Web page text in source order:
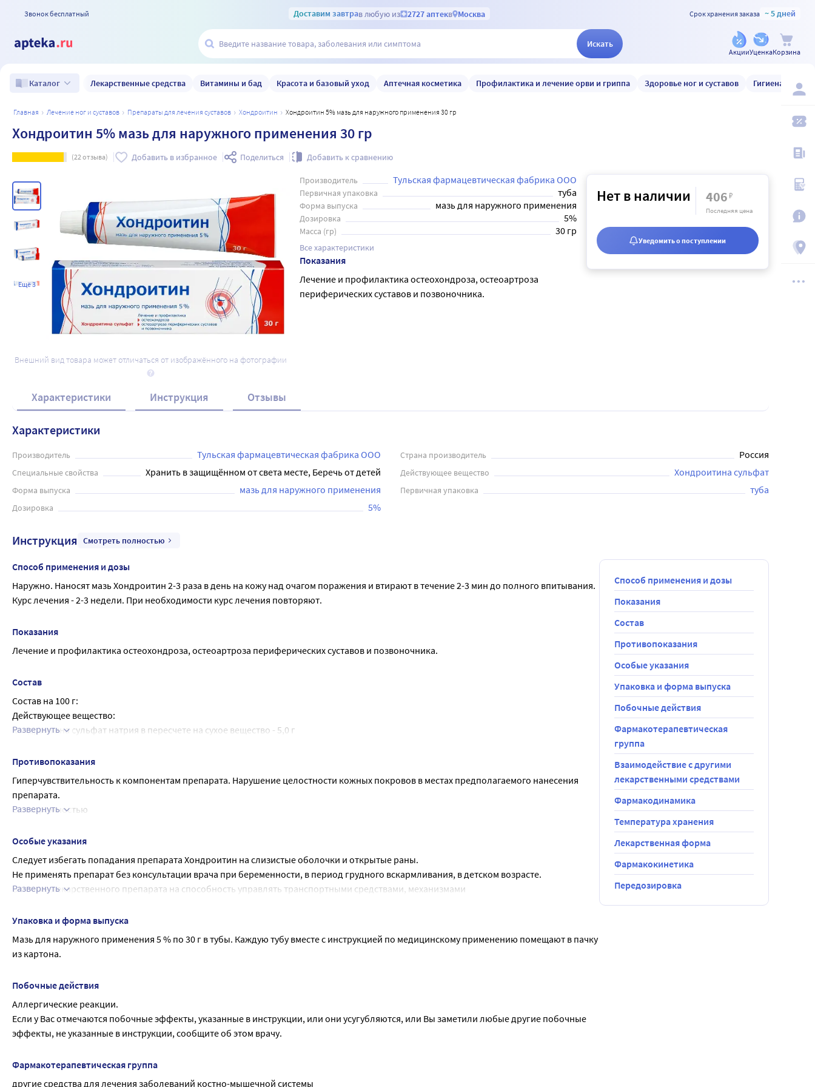
Звонок бесплатный Доставим завтрав любую из 2727 аптекв Москва Срок хранения заказа ~ 5 дней
Искать
АкцииУценкаКорзина
Каталог Лекарственные средства Витамины и бад Красота и базовый уход Аптечная косметика Профилактика и лечение орви и гриппа Здоровье ног и суставов Гигиена и уход
главная лечение ног и суставов препараты для лечения суставов хондроитин Хондроитин 5% мазь для наружного применения 30 гр
Хондроитин 5% мазь для наружного применения 30 гр
(22отзыва) Добавить в избранное Поделиться Добавить к сравнению
Ещё 3
Внешний вид товара может отличаться от изображённого на фотографии
Производитель Тульская фармацевтическая фабрика ООО
Первичная упаковка туба
Форма выпуска мазь для наружного применения
Дозировка 5%
Масса (гр) 30 гр
Все характеристики
Показания
Лечение и профилактика остеохондроза, остеоартроза
периферических суставов и позвоночника.
Нет в наличии 406₽
Последняя цена
Уведомить о поступлении
Характеристики Инструкция Отзывы
Характеристики
Производитель Тульская фармацевтическая фабрика ООО Страна производитель Россия
Специальные свойства Хранить в защищённом от света месте, Беречь от детей Действующее вещество Хондроитина сульфат
Форма выпуска мазь для наружного применения Первичная упаковка туба
Дозировка 5%
Инструкция Смотреть полностью
Способ применения и дозы
Наружно. Наносят мазь Хондроитин 2-3 раза в день на кожу над очагом поражения и втирают в течение 2-3 мин до полного впитывания.
Курс лечения - 2-3 недели. При необходимости курс лечения повторяют.
Показания
Лечение и профилактика остеохондроза, остеоартроза периферических суставов и позвоночника.
Состав
Состав на 100 г:
Действующее вещество:
Хондроитина сульфат натрия в пересчете на сухое вещество - 5,0 г
Развернуть
Противопоказания
Гиперчувствительность к компонентам препарата. Нарушение целостности кожных покровов в местах предполагаемого нанесения
препарата.
С осторожностью
Применение при беременности и в период грудного вскармливания
Перед применением препарата, если Вы беременны, или предполагаете, что Вы могли бы быть беременной, или планируете
беременность, необходимо проконсультироваться с врачом.
В период грудного вскармливания перед применением препарата необходимо проконсультироваться с врачом.
Развернуть
Особые указания
Следует избегать попадания препарата Хондроитин на слизистые оболочки и открытые раны.
Не применять препарат без консультации врача при беременности, в период грудного вскармливания, в детском возрасте.
Влияние лекарственного препарата на способность управлять транспортными средствами, механизмами
быстроты психических и двигательных реакций.
Развернуть
Упаковка и форма выпуска
Мазь для наружного применения 5 % по 30 г в тубы. Каждую тубу вместе с инструкцией по медицинскому применению помещают в пачку
из картона.
Побочные действия
Аллергические реакции.
Если у Вас отмечаются побочные эффекты, указанные в инструкции, или они усугубляются, или Вы заметили любые другие побочные
эффекты, не указанные в инструкции, сообщите об этом врачу.
Фармакотерапевтическая группа
другие средства для лечения заболеваний костно-мышечной системы
Способ применения и дозы
Показания
Состав
Противопоказания
Особые указания
Упаковка и форма выпуска
Побочные действия
Фармакотерапевтическая
группа
Взаимодействие с другими
лекарственными средствами
Фармакодинамика
Температура хранения
Лекарственная форма
Фармакокинетика
Передозировка